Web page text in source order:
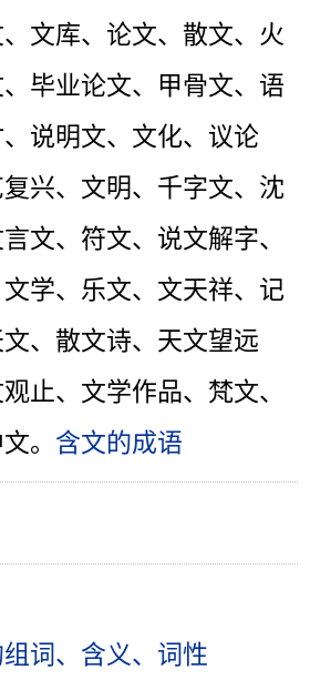
文库、论文、散文、火
毕业论文、甲骨文、语
说明文、文化、议论
兴、文明、千字文、沈
文、符文、说文解字、
学、乐文、文天祥、记
、散文诗、天文望远
止、文学作品、梵文、
。 含文的成语
词、含义、词性